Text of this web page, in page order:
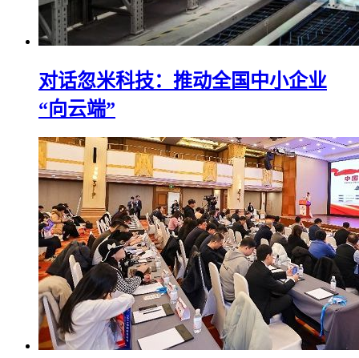
对话忽米科技：推动全国中小企业
“向云端”